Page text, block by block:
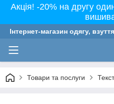
Акція! -20% на другу
Інтернет-магазин одягу,
Товари та послуги